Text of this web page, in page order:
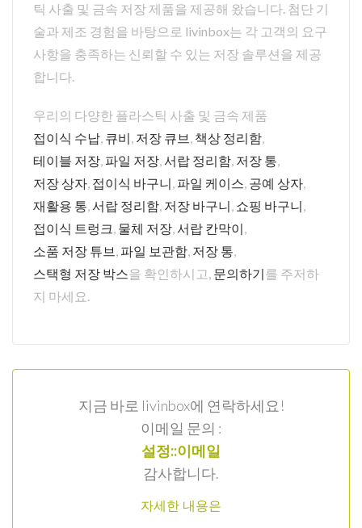
틱 사출 및 금속 저장 제품을 제공해 왔습니다. 첨단 기
술과 제조 경험을 바탕으로 livinbox는 각 고객의 요구
사항을 충족하는 신뢰할 수 있는 저장 솔루션을 제공
합니다.
우리의 다양한 플라스틱 사출 및 금속 제품
접이식 수납, 큐비, 저장 큐브 , 책상 정리함,
테이블 저장, 파일 저장,서랍 정리함, 저장 통,
저장 상자, 접이식 바구니, 파일 케이스, 공예 상자,
재활용 통,서랍 정리함, 저장 바구니, 쇼핑 바구니,
접이식 트렁크, 물체 저장,서랍 칸막이,
소품 저장 튜브 , 파일 보관함, 저장 통,
스택형 저장 박스을 확인하시고, 문의하기를 주저하
지 마세요.
지금 바로 livinbox에 연락하세요!
이메일 문의 :
설정::이메일
감사합니다.
자세한 내용은